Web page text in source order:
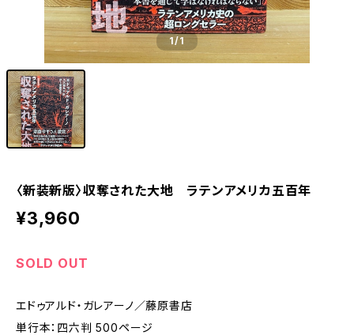
1/1
〈新装新版〉収奪された大地 ラテンアメリカ五百年
¥3,960
SOLD OUT
エドゥアルド・ガレアーノ／藤原書店
単行本：四六判 500ページ